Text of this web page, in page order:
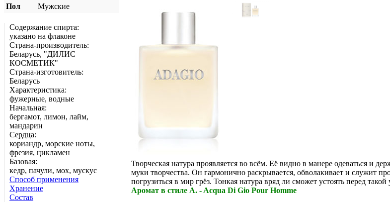
Пол
Мужские
Содержание спирта:
указано на флаконе
Страна-производитель:
Беларусь, "ДИЛИС
КОСМЕТИК"
Страна-изготовитель:
Беларусь
Характеристика:
фужерные, водные
Начальная:
бергамот, лимон, лайм,
мандарин
Сердца:
кориандр, морские ноты,
фрезия, цикламен
Базовая:
кедр, пачули, мох, мускус
Способ применения
Хранение
Состав
Творческая натура проявляется во всём. Её видно в манере одеваться и
муки творчества. Он гармонично раскрывается, обволакивает и служит
погрузиться в мир грёз. Тонкая натура вряд ли сможет устоять перед
Аромат в стиле A. - Acqua Di Gio Pour Homme